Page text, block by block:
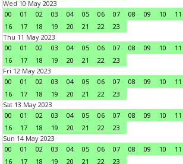
Wed 10 May 2023
00
01 02 03 04 05 06 07 08 09 10 11
16
17 18 19 20 21 22
23
Thu 11 May 2023
00
01 02 03 04 05 06 07 08 09 10 11
16
17 18 19 20 21 22
23
Fri 12 May 2023
00
01 02 03 04 05 06 07 08 09 10 11
16
17 18 19 20 21 22
23
Sat 13 May 2023
00
01 02 03 04 05 06 07 08 09 10 11
16
17 18 19 20 21 22
23
Sun 14 May 2023
00
01 02 03 04 05 06 07 08 09 10 11
16
17 18 19 20 21 22 23